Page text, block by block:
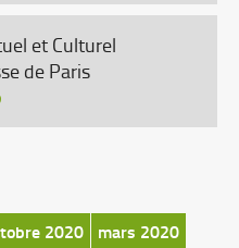
et Culturel
de Paris
2020 mars 2020